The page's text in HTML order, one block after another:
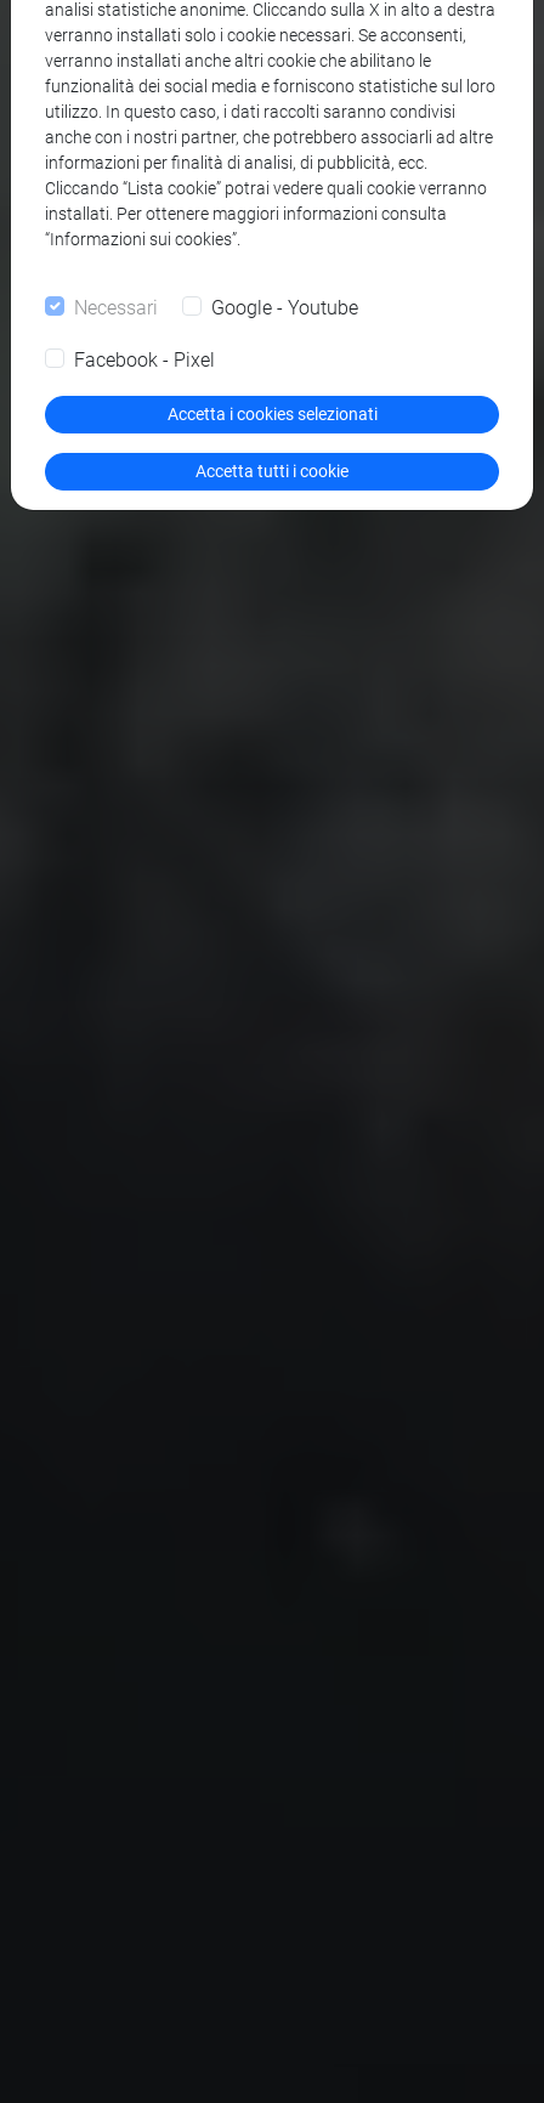
analisi statistiche anonime. Cliccando sulla X in alto a destra
verranno installati solo i cookie necessari. Se acconsenti,
verranno installati anche altri cookie che abilitano le
funzionalità dei social media e forniscono statistiche sul loro
utilizzo. In questo caso, i dati raccolti saranno condivisi
anche con i nostri partner, che potrebbero associarli ad altre
informazioni per finalità di analisi, di pubblicità, ecc.
Cliccando “Lista cookie” potrai vedere quali cookie verranno
installati. Per ottenere maggiori informazioni consulta
“Informazioni sui cookies”.
Necessari Google - Youtube
Facebook - Pixel
Accetta i cookies selezionati
Accetta tutti i cookie